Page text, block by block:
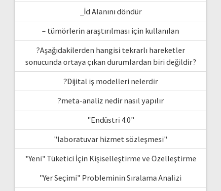
_İd Alanını döndür
– tümörlerin araştırılması için kullanılan
?Aşağıdakilerden hangisi tekrarlı hareketler
sonucunda ortaya çıkan durumlardan biri değildir?
?Dijital iş modelleri nelerdir
?meta-analiz nedir nasıl yapılır
"Endüstri 4.0"
"laboratuvar hizmet sözleşmesi"
"Yeni" Tüketici İçin Kişiselleştirme ve Özelleştirme
"Yer Seçimi" Probleminin Sıralama Analizi